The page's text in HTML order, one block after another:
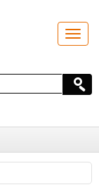
T
o
l
e
t
i